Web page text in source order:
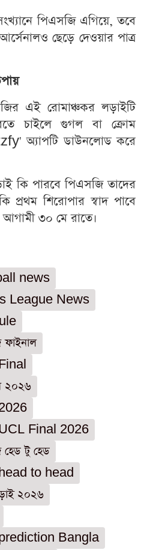
পিএসজি এগিয়ে, তবে
ছেড়ে দেওয়ার পাত্র
এই রোমাঞ্চকর লড়াইটি
চাইলে গুগল বা ক্রোম
অ্যাপটি ডাউনলোড করে
কি পারবে পিএসজি তাদের
প্রথম শিরোপার স্বাদ পাবে
৩০ মে রাতে।
news
League News
ফাইনাল
২০২৬
Final 2026
হেড টু হেড
to head
২০২৬
Bangla